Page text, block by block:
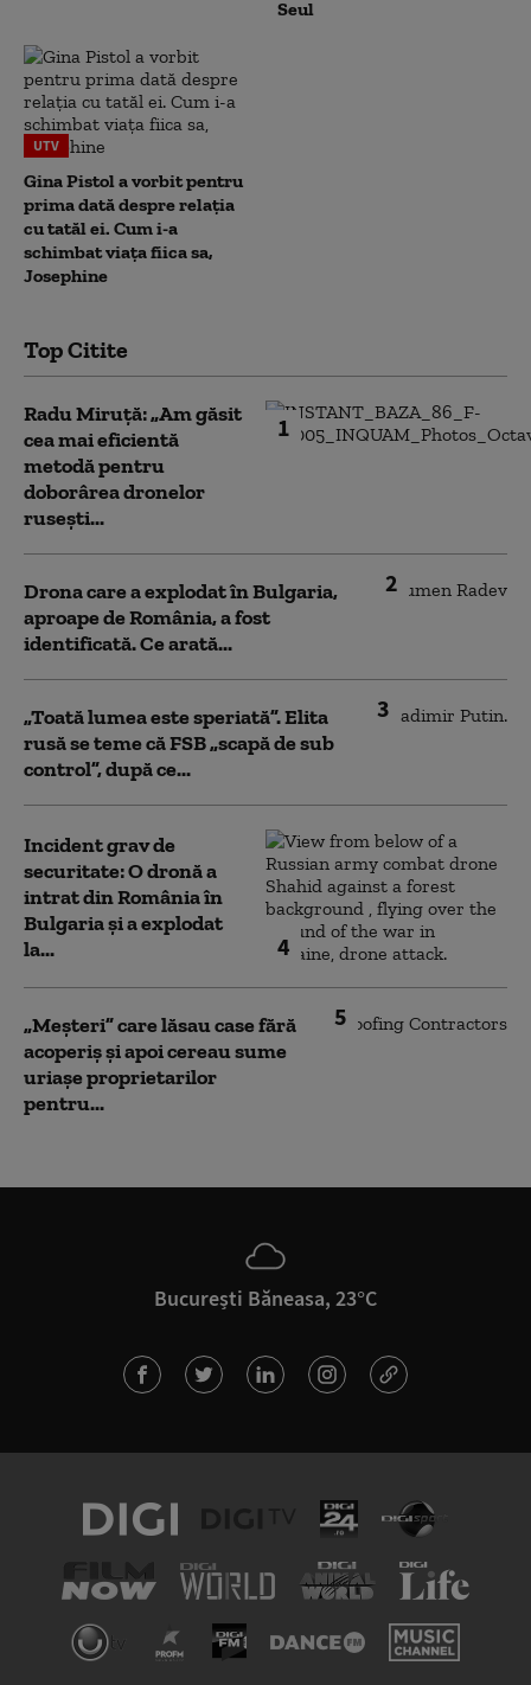
Seul
UTV
Gina Pistol a vorbit pentru
prima dată despre relația
cu tatăl ei. Cum i-a
schimbat viața fiica sa,
Josephine
Top Citite
1
Radu Miruță: „Am găsit
cea mai eficientă
metodă pentru
doborârea dronelor
rusești...
2
Drona care a explodat în Bulgaria,
aproape de România, a fost
identificată. Ce arată...
3
„Toată lumea este speriată”. Elita
rusă se teme că FSB „scapă de sub
control”, după ce...
4
Incident grav de
securitate: O dronă a
intrat din România în
Bulgaria şi a explodat
la...
5
„Meșteri” care lăsau case fără
acoperiș și apoi cereau sume
uriașe proprietarilor
pentru...
București Băneasa, 23°C